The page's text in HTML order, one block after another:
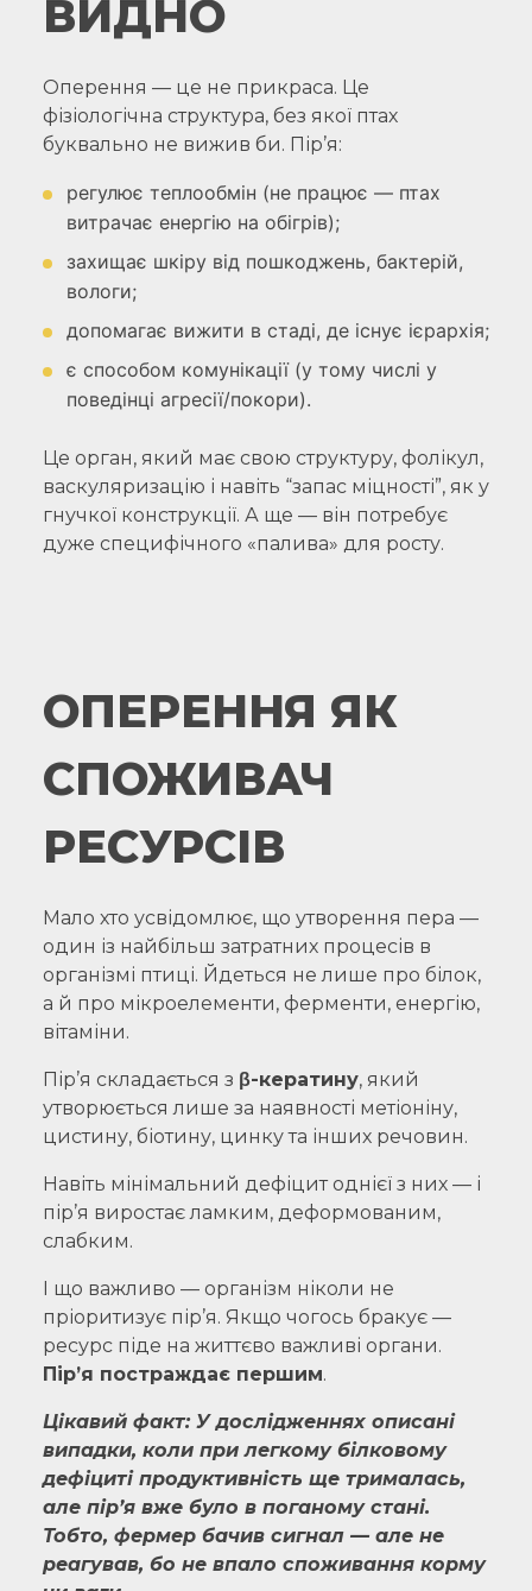
ВИДНО
Оперення — це не прикраса. Це
фізіологічна структура, без якої птах
буквально не вижив би. Пір’я:
регулює теплообмін (не працює — птах
витрачає енергію на обігрів);
захищає шкіру від пошкоджень, бактерій,
вологи;
допомагає вижити в стаді, де існує ієрархія;
є способом комунікації (у тому числі у
поведінці агресії/покори).
Це орган, який має свою структуру, фолікул,
васкуляризацію і навіть “запас міцності”, як у
гнучкої конструкції. А ще — він потребує
дуже специфічного «палива» для росту.
ОПЕРЕННЯ ЯК
СПОЖИВАЧ
РЕСУРСІВ
Мало хто усвідомлює, що утворення пера —
один із найбільш затратних процесів в
організмі птиці. Йдеться не лише про білок,
а й про мікроелементи, ферменти, енергію,
вітаміни.
Пір’я складається з β-кератину, який
утворюється лише за наявності метіоніну,
цистину, біотину, цинку та інших речовин.
Навіть мінімальний дефіцит однієї з них — і
пір’я виростає ламким, деформованим,
слабким.
І що важливо — організм ніколи не
пріоритизує пір’я. Якщо чогось бракує —
ресурс піде на життєво важливі органи.
Пір’я постраждає першим.
Цікавий факт: У дослідженнях описані
випадки, коли при легкому білковому
дефіциті продуктивність ще трималась,
але пір’я вже було в поганому стані.
Тобто, фермер бачив сигнал — але не
реагував, бо не впало споживання корму